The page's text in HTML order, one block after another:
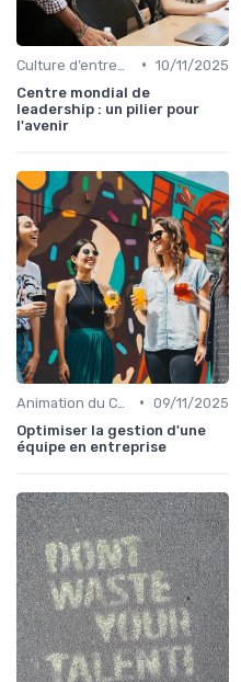
• 10/11/2025
Centre mondial de
leadership : un pilier pour
l'avenir
• 09/11/2025
Optimiser la gestion d'une
équipe en entreprise